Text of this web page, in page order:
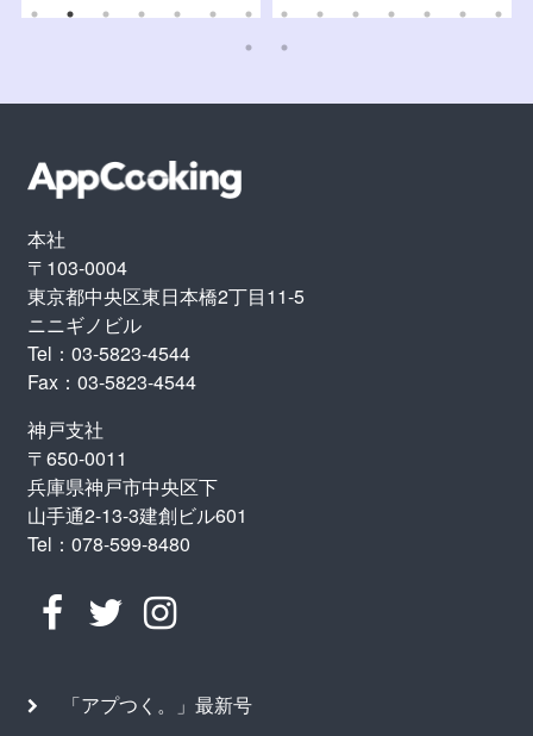
本社
〒103-0004
東京都中央区東日本橋2丁目11-5
ニニギノビル
Tel：03-5823-4544
Fax：03-5823-4544
神戸支社
〒650-0011
兵庫県神戸市中央区下
山手通2-13-3建創ビル601
Tel：078-599-8480
「アプつく。」最新号